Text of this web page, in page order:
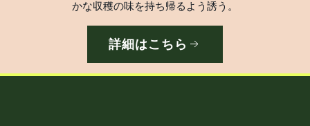
かな収穫の味を持ち帰るよう誘う。
詳細はこちら